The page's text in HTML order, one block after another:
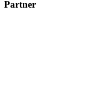
Partner